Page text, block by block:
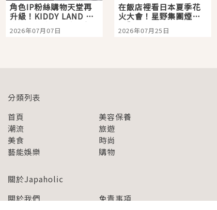
角色IP粉絲購物天堂再
升級！KIDDY LAND 原
宿店吉伊卡哇迎客，新
開幕 OMOKADO 店3分
2026年07月07日
在飯店裡看日本夏季花
火大會！星野集團煙火
景觀飯店6選，讓你不用
人擠人悠閒欣賞
2026年07月25日
分類列表
首頁
美容保養
潮流
旅遊
美食
時尚
藝能娛樂
購物
關於Japaholic
關於我們
免責事項